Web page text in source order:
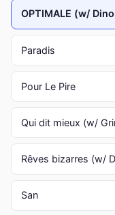
OPTIMALE (w/
Paradis
Pour Le Pire
Qui dit mieux (w/
Rêves bizarres (w/
San